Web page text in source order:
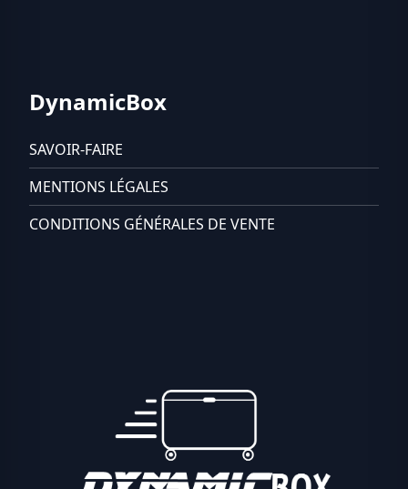
DynamicBox
SAVOIR-FAIRE
MENTIONS LÉGALES
CONDITIONS GÉNÉRALES DE VENTE